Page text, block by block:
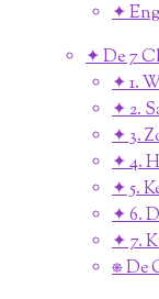
✦
✦ De 7
✦ 1.
✦ 2.
✦ 3.
✦ 4.
✦ 5.
✦ 6.
✦ 7.
⎈ De